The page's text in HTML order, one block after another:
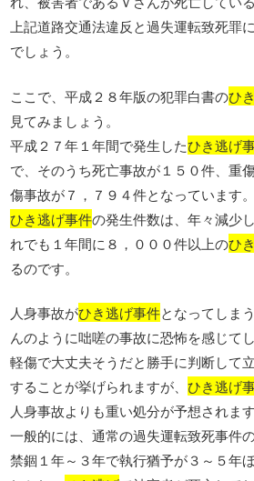
上記道路交通法違反と過失運転致死罪
でしょう。
ここで、平成２８年版の犯罪白書のひ
見てみましょう。
平成２７年１年間で発生したひき逃げ
で、そのうち死亡事故が１５０件、重
傷事故が７，７９４件となっています。
ひき逃げ事件の発生件数は、年々減少
れでも１年間に８，０００件以上のひ
るのです。
人身事故がひき逃げ事件となってしま
んのように咄嗟の事故に恐怖を感じて
軽傷で大丈夫そうだと勝手に判断して
することが挙げられますが、ひき逃げ
人身事故よりも重い処分が予想されます
一般的には、通常の過失運転致死事件
禁錮１年～３年で執行猶予が３～５年